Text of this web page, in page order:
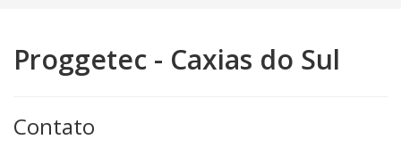
Proggetec - Caxias do Sul
Contato